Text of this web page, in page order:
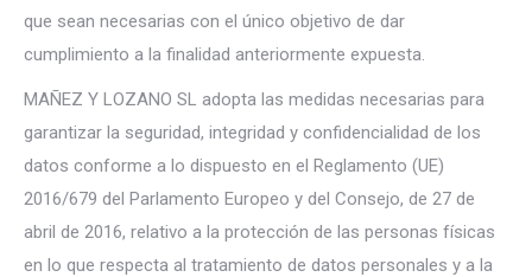
que sean necesarias con el único objetivo de dar
cumplimiento a la finalidad anteriormente expuesta.
MAÑEZ Y LOZANO SL adopta las medidas necesarias para
garantizar la seguridad, integridad y confidencialidad de los
datos conforme a lo dispuesto en el Reglamento (UE)
2016/679 del Parlamento Europeo y del Consejo, de 27 de
abril de 2016, relativo a la protección de las personas físicas
en lo que respecta al tratamiento de datos personales y a la